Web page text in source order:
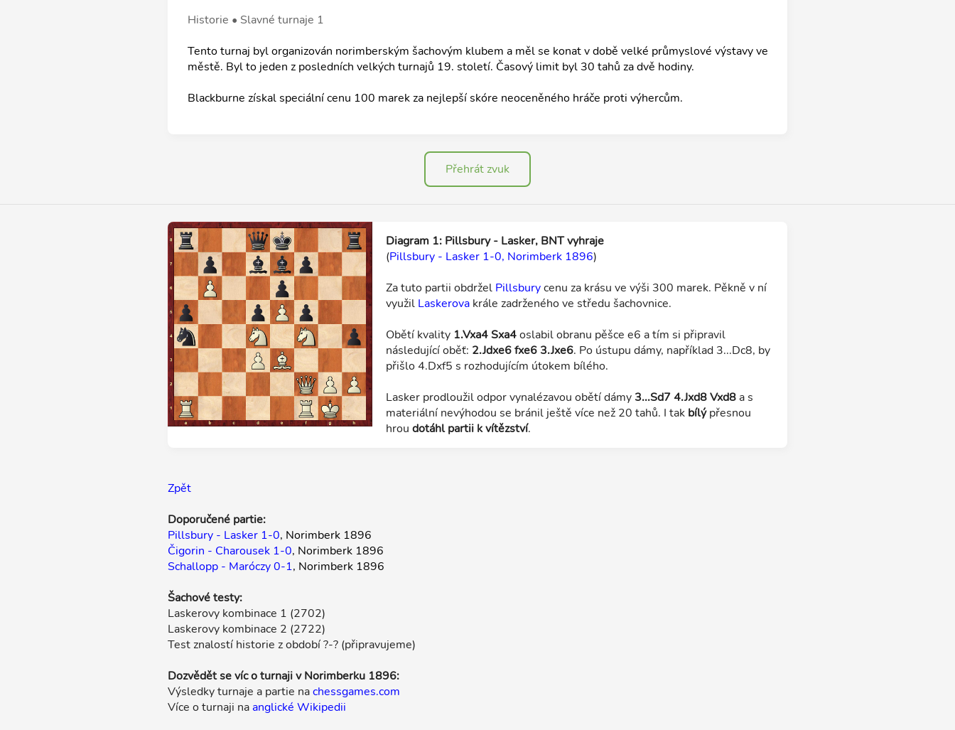
Historie • Slavné turnaje 1
Tento turnaj byl organizován norimberským šachovým klubem a měl se konat v době velké průmyslové výstavy ve
městě. Byl to jeden z posledních velkých turnajů 19. století. Časový limit byl 30 tahů za dvě hodiny.
Blackburne získal speciální cenu 100 marek za nejlepší skóre neoceněného hráče proti výhercům.
Přehrát zvuk
Diagram 1: Pillsbury - Lasker, BNT vyhraje
(Pillsbury - Lasker 1-0, Norimberk 1896)
Za tuto partii obdržel Pillsburycenu za krásu ve výši 300 marek. Pěkně v ní
využil Laskerovakrále zadrženého ve středu šachovnice.
Obětí kvality 1.Vxa4 Sxa4oslabil obranu pěšce e6 a tím si připravil
následující oběť: 2.Jdxe6 fxe6 3.Jxe6. Po ústupu dámy, například 3...Dc8, by
přišlo 4.Dxf5 s rozhodujícím útokem bílého.
Lasker prodloužil odpor vynalézavou obětí dámy 3...Sd7 4.Jxd8 Vxd8a s
materiální nevýhodou se bránil ještě více než 20 tahů. I tak bílýpřesnou
hrou dotáhl partii k vítězství.
Zpět
Doporučené partie:
Pillsbury - Lasker 1-0, Norimberk 1896
Čigorin - Charousek 1-0, Norimberk 1896
Schallopp - Maróczy 0-1, Norimberk 1896
Šachové testy:
Laskerovy kombinace 1 (2702)
Laskerovy kombinace 2 (2722)
Test znalostí historie z období ?-? (připravujeme)
Dozvědět se víc o turnaji v Norimberku 1896:
Výsledky turnaje a partie nachessgames.com
Více o turnaji naanglické Wikipedii